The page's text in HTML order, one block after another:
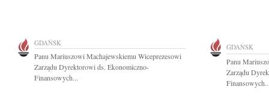
GDAŃSK
Panu Mariuszowi Machajewskiemu Wiceprezesowi
Zarządu Dyrektorowi ds. Ekonomiczno-
Finansowych...
GDAŃSK
Panu
Zarządu